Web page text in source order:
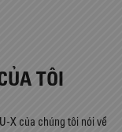
TÔI
X của chúng tôi nói về